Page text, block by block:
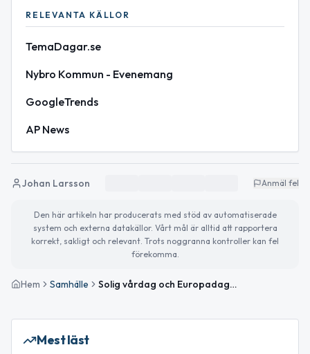
RELEVANTA KÄLLOR
TemaDagar.se
Nybro Kommun - Evenemang
GoogleTrends
AP News
Johan Larsson Anmäl fel
Den här artikeln har producerats med stöd av automatiserade
system och externa datakällor. Vårt mål är alltid att rapportera
korrekt, sakligt och relevant. Trots noggranna kontroller kan fel
förekomma.
Hem Samhälle Solig vårdag och Europadagen uppmärksammas
Mest läst